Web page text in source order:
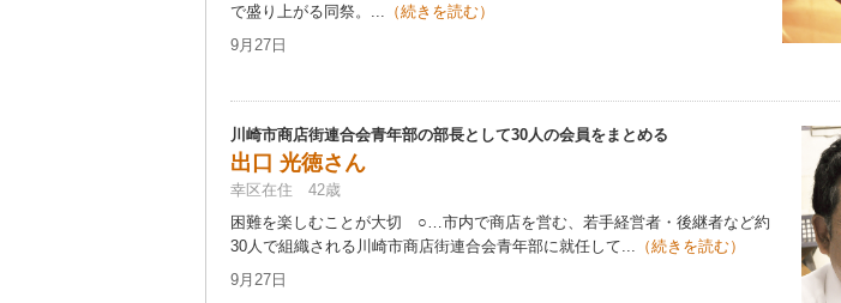
で盛り上がる同祭。... （続きを読む）
9月27日
川崎市商店街連合会青年部の部長として30人の会員をまとめる
出口 光徳さん
幸区在住 42歳
困難を楽しむことが大切 ○…市内で商店を営む、若手経営者・後継者など約
30人で組織される川崎市商店街連合会青年部に就任して... （続きを読む）
9月27日